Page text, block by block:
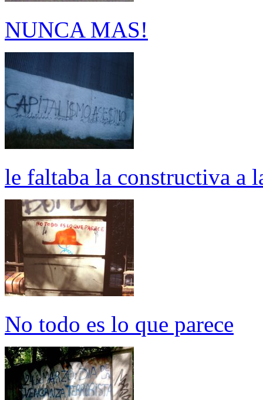
NUNCA MAS!
le faltaba la constructiva a
No todo es lo que parece